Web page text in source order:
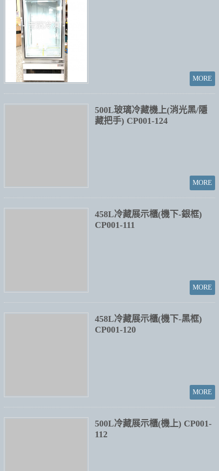
500L玻璃冷藏機上(消光黑/隱
458L冷藏展示櫃(機下-黑框)
500L冷藏展示櫃(機上) CP001-
538L玻璃冷藏展示櫃(機下)
CP001-114